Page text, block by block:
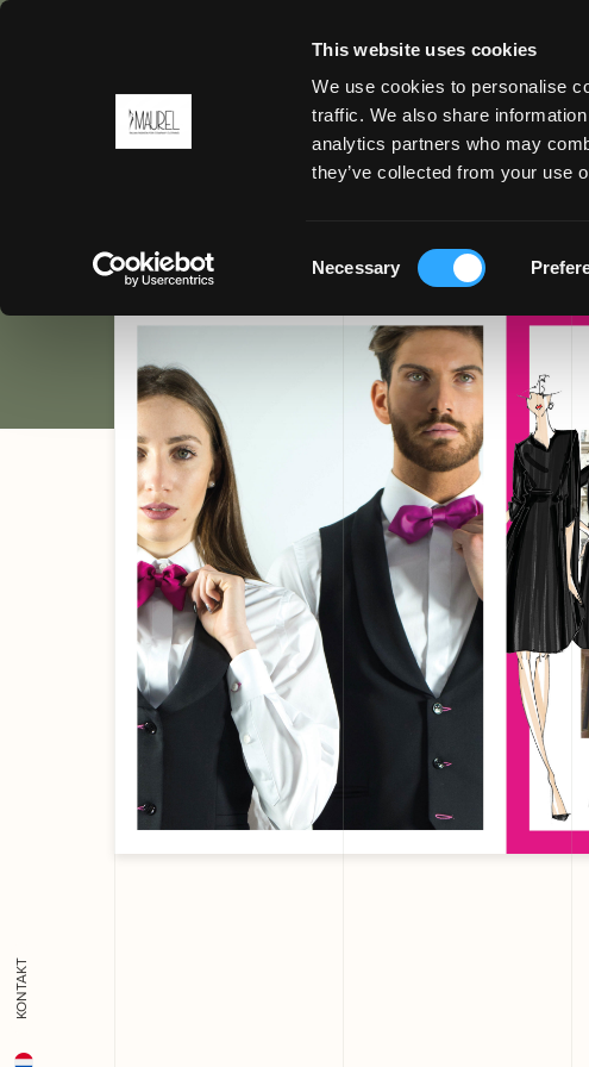
This website uses cookies
We use cookies to personalise
traffic. We also share
analytics partners who may
they’ve collected from your use
Selection
Necessary
KONTAKT
Fauchon
PARIGI